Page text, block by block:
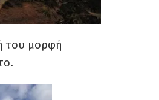
του μορφή